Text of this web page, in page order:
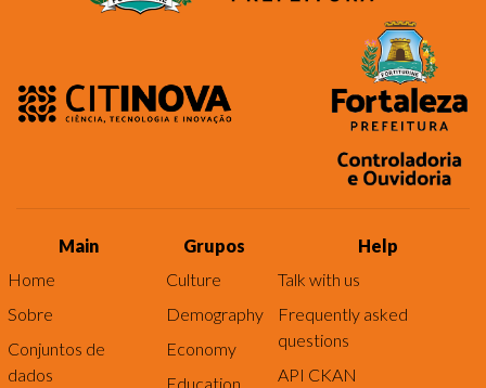
Main
Home
Sobre
Conjuntos de
dados
Grupos
Culture
Demography
Economy
Education
Help
Talk with us
Frequently asked
questions
API CKAN